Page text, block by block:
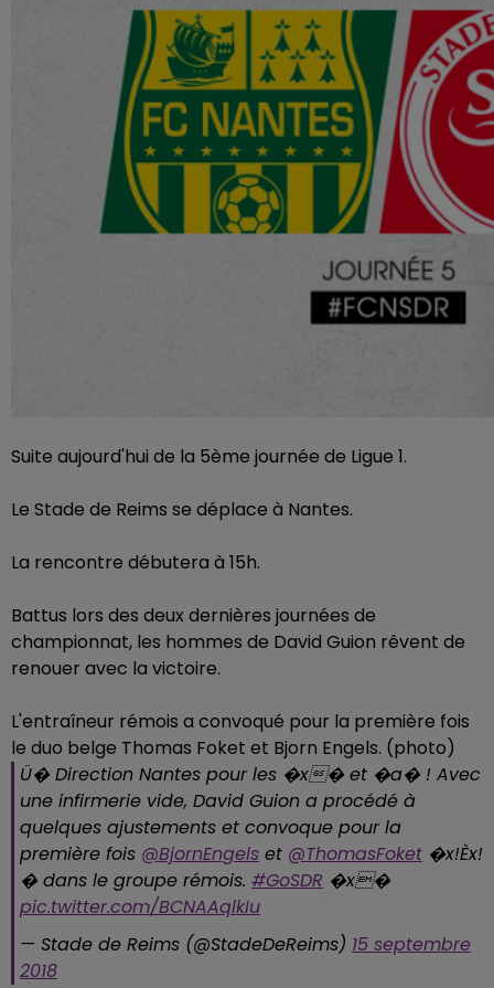
Suite aujourd'hui de la 5ème journée de Ligue 1.
Le Stade de Reims se déplace à Nantes.
La rencontre débutera à 15h.
Battus lors des deux dernières journées de
championnat, les hommes de David Guion rêvent de
renouer avec la victoire.
L'entraîneur rémois a convoqué pour la première fois
le duo belge Thomas Foket et Bjorn Engels. (photo)
Ü� Direction Nantes pour les �x� et �a� ! Avec
une infirmerie vide, David Guion a procédé à
quelques ajustements et convoque pour la
première fois @BjornEngels et @ThomasFoket �x!Èx!
� dans le groupe rémois. #GoSDR �x�
pic.twitter.com/BCNAAqlkIu
— Stade de Reims (@StadeDeReims) 15 septembre
2018